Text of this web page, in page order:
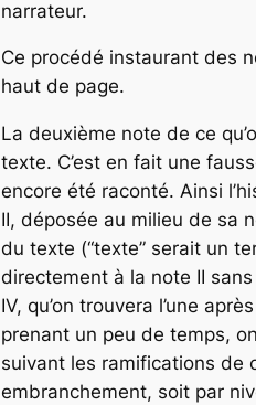
narrateur.
Ce procédé instaurant des
haut de page.
La deuxième note de ce
texte. C’est en fait une
encore été raconté. Ainsi
II, déposée au milieu de sa
du texte (“texte” serait un
directement à la note II
IV, qu’on trouvera l’une
prenant un peu de temps,
suivant les ramifications de
embranchement, soit par